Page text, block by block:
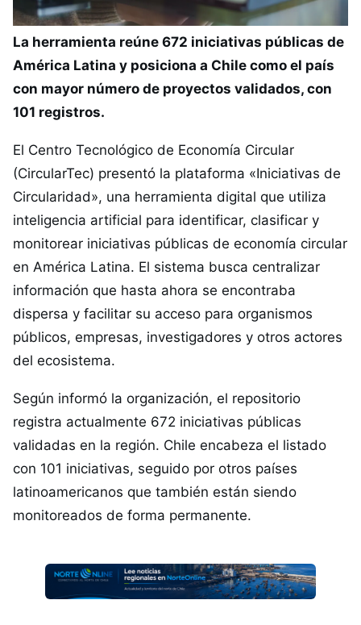
La herramienta reúne 672 iniciativas públicas de
América Latina y posiciona a Chile como el país
con mayor número de proyectos validados, con
101 registros.
El Centro Tecnológico de Economía Circular
(CircularTec) presentó la plataforma «Iniciativas de
Circularidad», una herramienta digital que utiliza
inteligencia artificial para identificar, clasificar y
monitorear iniciativas públicas de economía circular
en América Latina. El sistema busca centralizar
información que hasta ahora se encontraba
dispersa y facilitar su acceso para organismos
públicos, empresas, investigadores y otros actores
del ecosistema.
Según informó la organización, el repositorio
registra actualmente 672 iniciativas públicas
validadas en la región. Chile encabeza el listado
con 101 iniciativas, seguido por otros países
latinoamericanos que también están siendo
monitoreados de forma permanente.